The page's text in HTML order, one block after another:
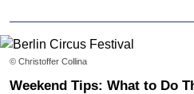
© Christoffer Collina
Weekend Tips: What to Do